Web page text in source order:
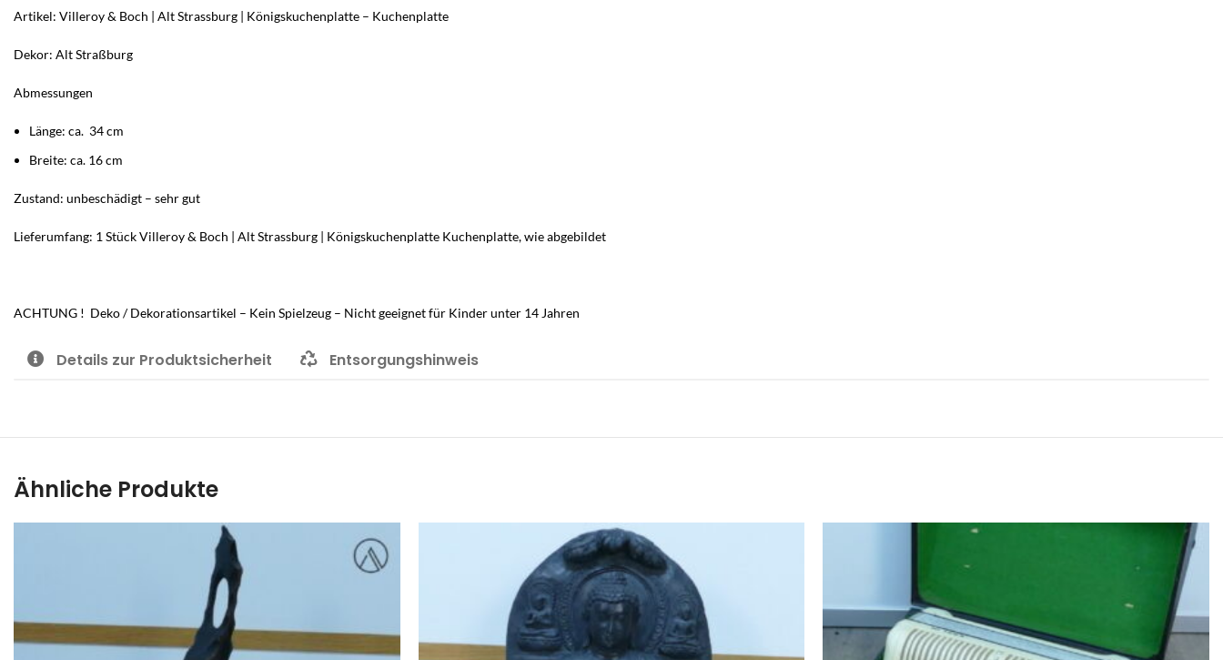
Artikel: Villeroy & Boch | Alt Strassburg | Königskuchenplatte – Kuchenplatte
Dekor: Alt Straßburg
Abmessungen
Länge: ca. 34 cm
Breite: ca. 16 cm
Zustand: unbeschädigt – sehr gut
Lieferumfang: 1 Stück Villeroy & Boch | Alt Strassburg | Königskuchenplatte Kuchenplatte, wie abgebildet
ACHTUNG ! Deko / Dekorationsartikel – Kein Spielzeug – Nicht geeignet für Kinder unter 14 Jahren
Details zur Produktsicherheit Entsorgungshinweis
Ähnliche Produkte